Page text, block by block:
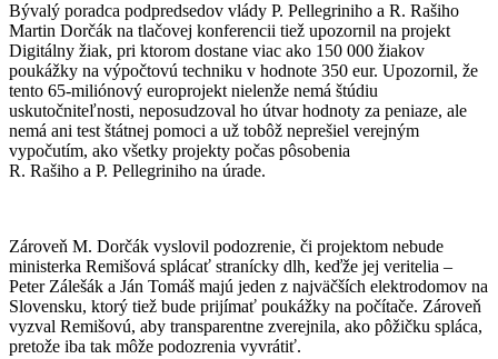
Bývalý poradca podpredsedov vlády P. Pellegriniho a R. Rašiho
Martin Dorčák na tlačovej konferencii tiež upozornil na projekt
Digitálny žiak, pri ktorom dostane viac ako 150 000 žiakov
poukážky na výpočtovú techniku v hodnote 350 eur. Upozornil, že
tento 65-miliónový europrojektnielenže nemá štúdiu
uskutočniteľnosti, neposudzoval ho útvar hodnoty za peniaze, ale
nemá ani test štátnej pomoci a už tobôž neprešiel verejným
vypočutím, ako všetky projekty počas pôsobenia
R. Rašiho a P. Pellegriniho na úrade.
Zároveň M. Dorčák vyslovil podozrenie, či projektom nebude
ministerka Remišová splácať stranícky dlh, keďže jej veritelia –
Peter Zálešák a Ján Tomáš majú jeden z najväčších elektrodomov na
Slovensku, ktorý tiež bude prijímať poukážky na počítače. Zároveň
vyzval Remišovú, aby transparentne zverejnila, ako pôžičku spláca,
pretože iba tak môže podozrenia vyvrátiť.